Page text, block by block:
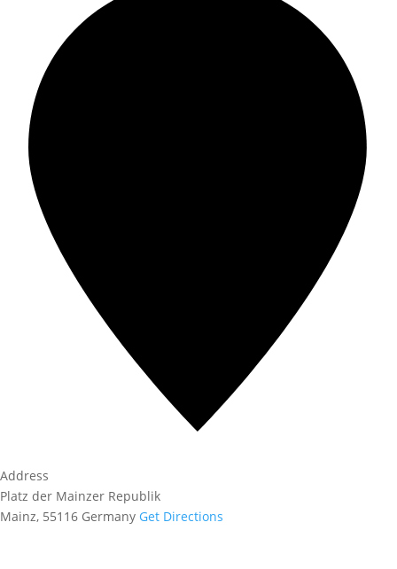
Address
Platz der Mainzer Republik
Mainz, 55116 Germany Get Directions